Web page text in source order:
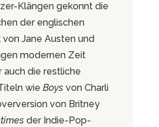
Klängen gekonnt die
der englischen
von Jane Austen und
modernen Zeit
auch die restliche
wie Boysvon Charli
von Britney
der Indie-Pop-